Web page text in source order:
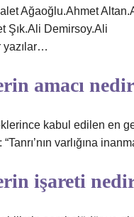
Ağaoğlu.Ahmet
Şık.Ali Demirsoy.Ali
yazılar…
amacı
kabul edilen en
varlığına
işareti